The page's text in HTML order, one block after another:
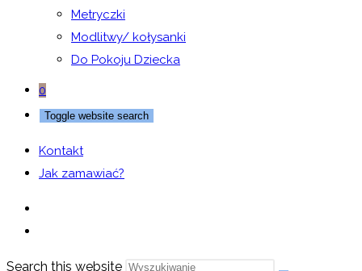
Metryczki
Modlitwy/ kołysanki
Do Pokoju Dziecka
0
Toggle website search
Kontakt
Jak zamawiać?
Search this website